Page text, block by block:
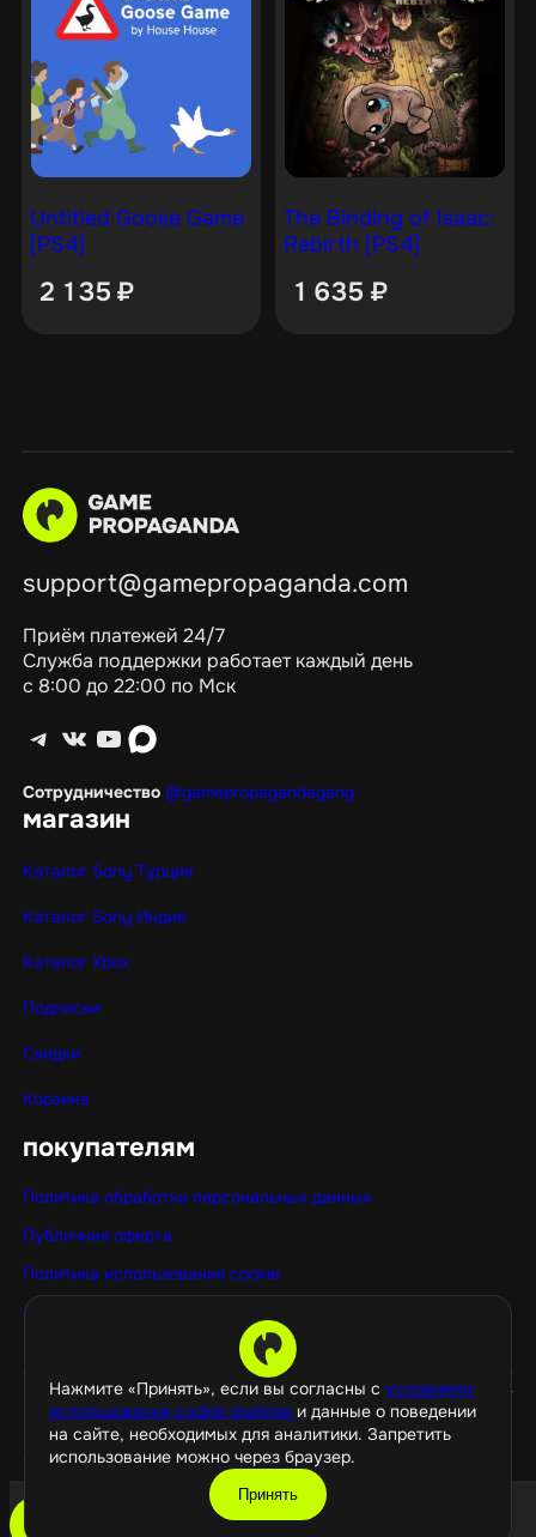
Нажмите «Принять», если вы согласны с условиями
использования cookie-файлов и данные о поведении
на сайте, необходимых для аналитики. Запретить
использование можно через браузер.
Принять
Untitled Goose Game
[PS4]
2 135 ₽
The Binding of Isaac:
Rebirth [PS4]
1 635 ₽
support@gamepropaganda.com
Приём платежей 24/7
Служба поддержки работает каждый день
с 8:00 до 22:00 по Мск
Telegram ВКонтакте YouTube max
Сотрудничество @gamepropagandagang
магазин
Каталог Sony Турция
Каталог Sony Индия
Каталог Xbox
Подписки
Скидки
Корзина
покупателям
Политика обработки персональных данных
Публичная оферта
Политика использования cookie
Оптовые покупки
©️ 2026 GamePropaganda